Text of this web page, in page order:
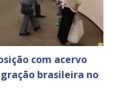
com acervo
brasileira no